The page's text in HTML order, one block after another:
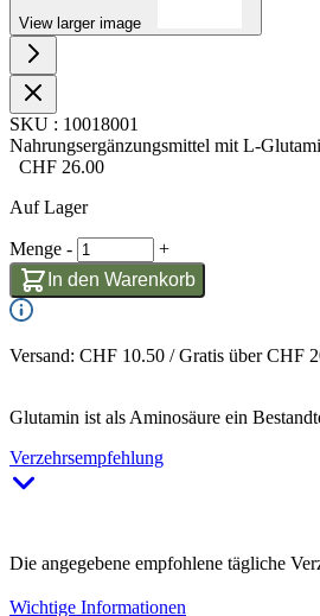
View larger image
SKU : 10018001
Nahrungsergänzungsmittel mit L-
CHF 26.00
Auf Lager
Menge -
+
In den Warenkorb
Versand: CHF 10.50 / Gratis über CHF
Glutamin ist als Aminosäure ein
Verzehrsempfehlung
Die angegebene empfohlene tägliche
Wichtige Informationen